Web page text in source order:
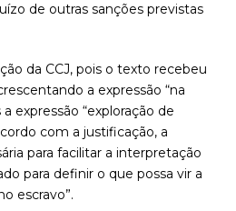
de outras sanções previstas
da CCJ, pois o texto recebeu
a expressão “na
expressão “exploração de
com a justificação, a
para facilitar a interpretação
para definir o que possa vir a
escravo”.